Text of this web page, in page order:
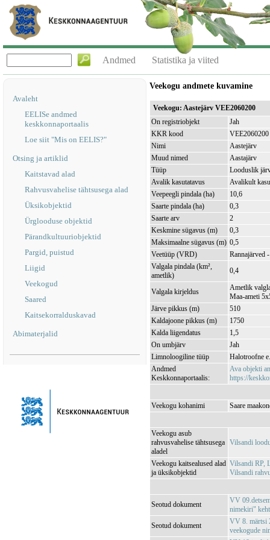
Andmed Statistika ja viited
Avaleht
EELISe andmed
keskkonnaportaalis
Loe siit "Mis on EELIS?"
Otsing ja artiklid
Kaitstavad alad
Rahvusvahelise tähtsusega alad
Üksikobjektid
Ürglooduse objektid
Pärandkultuuriobjektid
Pargid, puistud
Liigid
Veekogud
Saared
Kaitsekorralduskavad
Abimaterjalid
Veekogu andmete kuvamine
Veekogu: Aastejärv VEE2060200
On registriobjekt
Jah
KKR kood
VEE2060200
Nimi
Aastejärv
Muud nimed
Aastajärv
Tüüp
Looduslik
Avalik kasutatavus
Avalikult
Veepeegli pindala (ha)
10,6
Saarte pindala (ha)
0,3
Saarte arv
2
Keskmine sügavus (m)
0,3
Maksimaalne sügavus (m) 0,5
Veetüüp (VRD)
Rannajärved
Valgala pindala (km²,
ametlik)
0,4
Valgala kirjeldus
Ametlik
Maa-ameti
Järve pikkus (m)
510
Kaldajoone pikkus (m)
1750
Kalda liigendatus
1,5
On umbjärv
Jah
Limnoloogiline tüüp
Halotroofne
Andmed
Keskkonnaportaalis:
Ava objekti
https://
Veekogu kohanimi Saare
Veekogu asub
rahvusvahelise tähtsusega
aladel
Vilsandi
Veekogu kaitsealused alad
ja üksikobjektid
Vilsandi RP,
Vilsandi
Seotud dokument
VV
nimekiri"
Seotud dokument
VV 8. märtsi
veekogude